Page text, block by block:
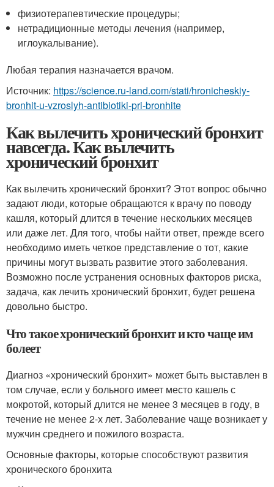
физиотерапевтические процедуры;
нетрадиционные методы лечения (например,
иглоукалывание).
Любая терапия назначается врачом.
Источник: https://science.ru-land.com/stati/hronicheskiy-
bronhit-u-vzroslyh-antibiotiki-pri-bronhite
Как вылечить хронический бронхит
навсегда. Как вылечить
хронический бронхит
Как вылечить хронический бронхит? Этот вопрос обычно
задают люди, которые обращаются к врачу по поводу
кашля, который длится в течение нескольких месяцев
или даже лет. Для того, чтобы найти ответ, прежде всего
необходимо иметь четкое представление о тот, какие
причины могут вызвать развитие этого заболевания.
Возможно после устранения основных факторов риска,
задача, как лечить хронический бронхит, будет решена
довольно быстро.
Что такое хронический бронхит и кто чаще им
болеет
Диагноз «хронический бронхит» может быть выставлен в
том случае, если у больного имеет место кашель с
мокротой, который длится не менее 3 месяцев в году, в
течение не менее 2-х лет. Заболевание чаще возникает у
мужчин среднего и пожилого возраста.
Основные факторы, которые способствуют развития
хронического бронхита